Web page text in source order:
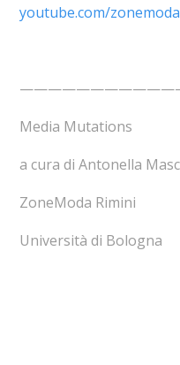
youtube.com/
Media Mutations
a cura di Antonella
ZoneModa Rimini
Università di Bologna